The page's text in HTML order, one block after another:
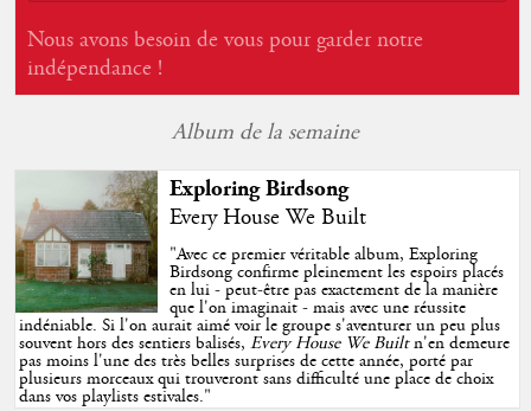
Nous avons besoin de vous pour garder notre
indépendance !
Album de la semaine
Exploring Birdsong
Every House We Built
"Avec ce premier véritable album, Exploring
Birdsong confirme pleinement les espoirs placés
en lui - peut-être pas exactement de la manière
que l'on imaginait - mais avec une réussite
indéniable. Si l'on aurait aimé voir le groupe s'aventurer un peu plus
souvent hors des sentiers balisés,Every House We Builtn'en demeure
pas moins l'une des très belles surprises de cette année, porté par
plusieurs morceaux qui trouveront sans difficulté une place de choix
dans vos playlists estivales."